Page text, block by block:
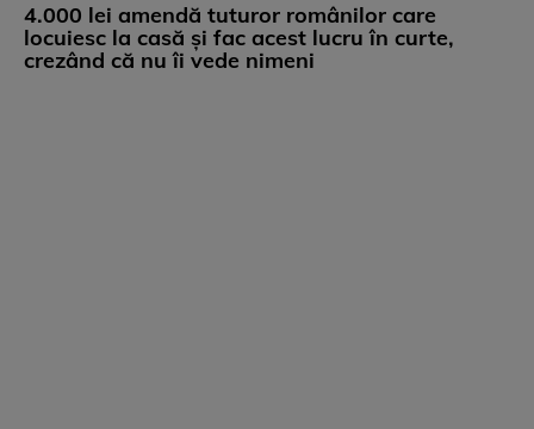
4.000 lei amendă tuturor românilor care
locuiesc la casă și fac acest lucru în curte,
crezând că nu îi vede nimeni